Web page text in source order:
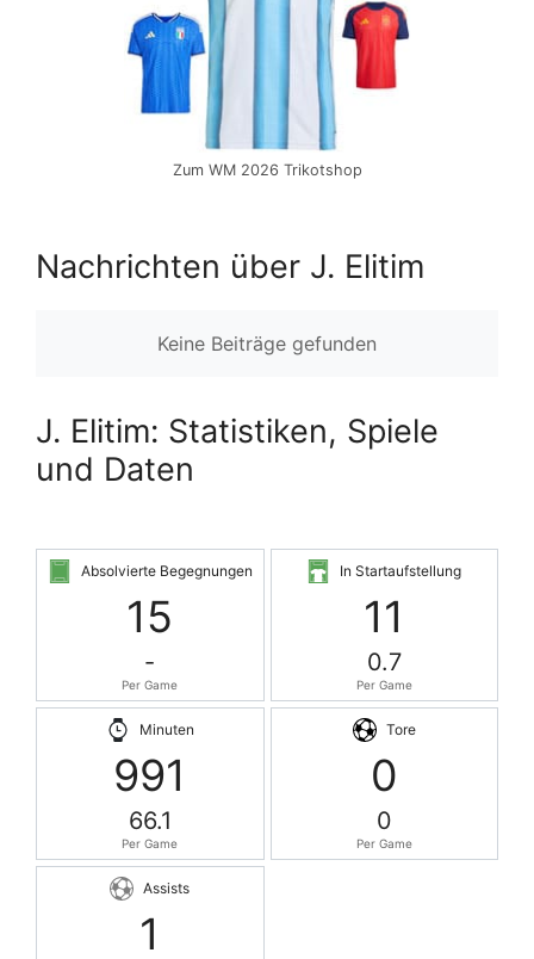
Zum WM 2026 Trikotshop
Nachrichten über J. Elitim
Keine Beiträge gefunden
J. Elitim: Statistiken, Spiele
und Daten
Absolvierte Begegnungen
15
-
Per Game
In Startaufstellung
11
0.7
Per Game
Minuten
991
66.1
Per Game
Tore
0
0
Per Game
Assists
1